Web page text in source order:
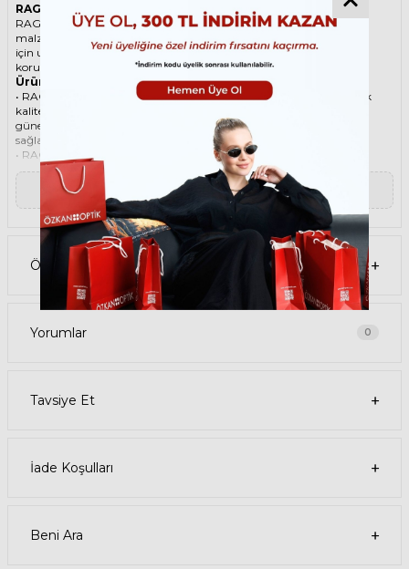
RAG & BONE 5021S KB7/IR 50 Şeffaf Kadın Güneş Gözlüğü
RAG & BONE ikonik Köşeli Asetat güneş gözlüğü, tarzı ve kaliteli
malzemesi ile göz alıcı bir aksesuar. Hem erkekler hem de kadınlar
için uygun olan bu güneş gözlüğü, güneşin zararlı ışınlarından
korunmanızı sağlarken, stilinizi de yansıtır.
Ürün Faydaları
• RAG & BONE 5021S KB7/IR 50 Şeffaf Kadın güneş gözlüğü, yüksek
kaliteli Asetat çerçeveye ve Organik lense sahiptir. Bu malzemeler,
güneş gözlüğünüzün uzun ömürlü, dayanıklı ve konforlu olmasını
sağlar.
• RAG & BONE 5021S KB7/IR 50 Kadın Şeffaf güneş gözlüğü, %100
UV koruması sunar. Bu sayede, gözlerinizi güneşin zararlı
ışınlarından korur ve göz sağlığınızı korur. Yeşil cam rengi, ışığı
dengeli bir şekilde filtreler ve her ortamda rahat bir görüş sağlar.
Paket İçeriği
• RAG & BONE 5021S KB7/IR 50 Şeffaf Kadın Güneş Gözlüğü
• Kılıf
• Gözlük temizleme spreyi
• Gözlük temizleme bezi
Ürün Kullanımı
• RAG & BONE 5021S KB7/IR 50 Şeffaf Kadın güneş gözlüğünüzü,
kullanabilirsiniz. Güneş gözlüğünüzü, yüz şeklinize uygun bir
tarzlarla uyum sağlar. Güneş gözlüğünüzü, tişört, kot, ceket, elbise,
durumu sınırlıdır, elinizi çabuk tutun. Ürünü sepetinize ekleyerek
veya hemen al butonuna tıklayarak sipariş verebilirsiniz.
• Ürününüz, siparişinizi verdikten sonra 1-3 iş günü içinde kargoya
▼ Devamını Oku
Ödeme Seçenekleri
Yorumlar 0
Tavsiye Et
İade Koşulları
Beni Ara